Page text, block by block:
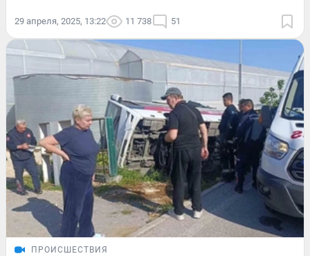
29 апреля, 2025, 13:22 11 738 51
ПРОИСШЕСТВИЯ